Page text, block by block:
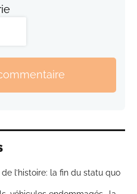
l’histoire: la fin du statu quo